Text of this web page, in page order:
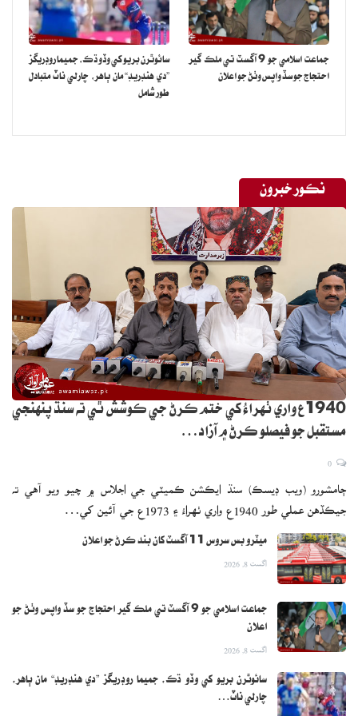
جماعت اسلامي جو 9 آگسٽ تي ملڪ گير
احتجاج جو سڏ واپس وٺڻ جو اعلان
سائوٿرن بريو کي وڏو ڌڪ، جميما روڊريگز
”دي هنڊريڊ“ مان ٻاهر، چارلي ناٽ متبادل
طور شامل
نڪور خبرون
1940ع واري ٺهراءُ کي ختم ڪرڻ جي ڪوشش ٿي ته سنڌ پنهنجي
مستقبل جو فيصلو ڪرڻ ۾ آزاد…
ڄامشورو (ويب ڊيسڪ) سنڌ ايڪشن ڪميٽي جي اجلاس ۾ چيو ويو آهي ته
جيڪڏهن عملي طور 1940ع واري ٺهراءُ ۽ 1973ع جي آئين کي…
ميٽرو بس سروس 11 آگسٽ کان بند ڪرڻ جو اعلان
اگست 8, 2026
جماعت اسلامي جو 9 آگسٽ تي ملڪ گير احتجاج جو سڏ واپس وٺڻ جو
اعلان
اگست 8, 2026
سائوٿرن بريو کي وڏو ڌڪ، جميما روڊريگز ”دي هنڊريڊ“ مان ٻاهر،
چارلي ناٽ…